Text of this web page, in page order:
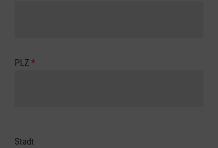
PLZ *
Stadt